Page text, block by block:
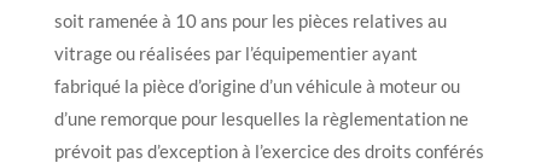
soit ramenée à 10 ans pour les pièces relatives au
vitrage ou réalisées par l’équipementier ayant
fabriqué la pièce d’origine d’un véhicule à moteur ou
d’une remorque pour lesquelles la règlementation ne
prévoit pas d’exception à l’exercice des droits conférés